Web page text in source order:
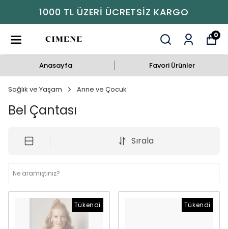
1000 TL ÜZERI ÜCRETSIZ KARGO
0
Anasayfa Favori Ürünler
Sağlık ve Yaşam Anne ve Çocuk
Bel Çantası
Sırala
Tükendi Tükendi